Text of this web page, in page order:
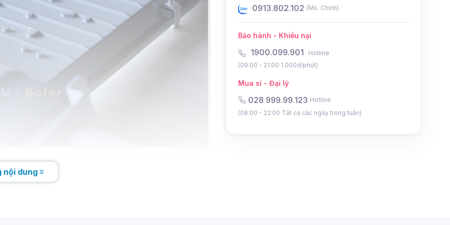
nội dung
0913.802.102 (Ms. Chinh) 0931.802.102 (Ms. Điệp)
Bảo hành - Khiếu nại
1900.099.901
Hotline
(09:00 - 21:00 1.000d/phút)
Mua sỉ - Đại lý
028 999.99.123 Hotline
(08:00 - 22:00 Tất cả các ngày trong tuần)